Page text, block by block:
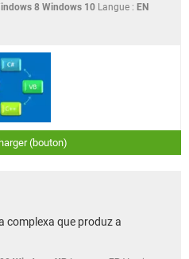
8 Windows 10 Langue : EN
(bouton)
complexa que produz a